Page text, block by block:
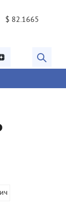
$ 82.1665